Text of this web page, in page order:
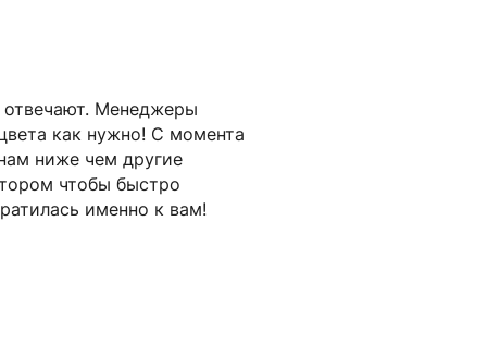
Менеджеры
как нужно! С момента
ниже чем другие
чтобы быстро
именно к вам!